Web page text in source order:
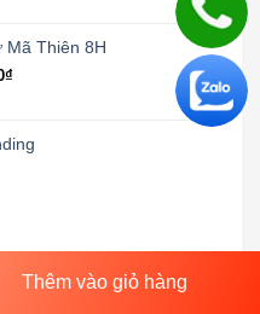
Mã Thiên 8H
₫
1,330,000₫
Thêm vào giỏ hàng